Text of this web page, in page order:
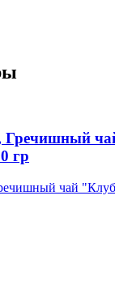
Гречишный
гр